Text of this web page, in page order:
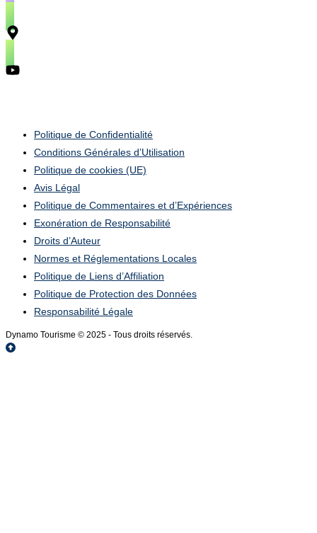
Politique de Confidentialité
Conditions Générales d’Utilisation
Politique de cookies (UE)
Avis Légal
Politique de Commentaires et d’Expériences
Exonération de Responsabilité
Droits d’Auteur
Normes et Réglementations Locales
Politique de Liens d’Affiliation
Politique de Protection des Données
Responsabilité Légale
Dynamo Tourisme © 2025 - Tous droits réservés.